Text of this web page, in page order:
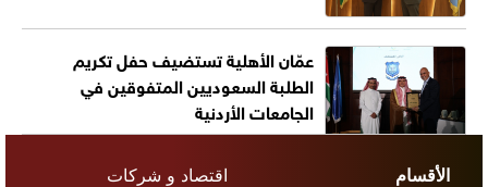
عمّان الأهلية تستضيف حفل تكريم
الطلبة السعوديين المتفوقين في
الجامعات الأردنية
الأقسام
اقتصاد و شركات